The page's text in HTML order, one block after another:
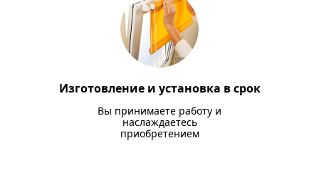
Изготовление и установка в срок
Вы принимаете работу и
наслаждаетесь
приобретением